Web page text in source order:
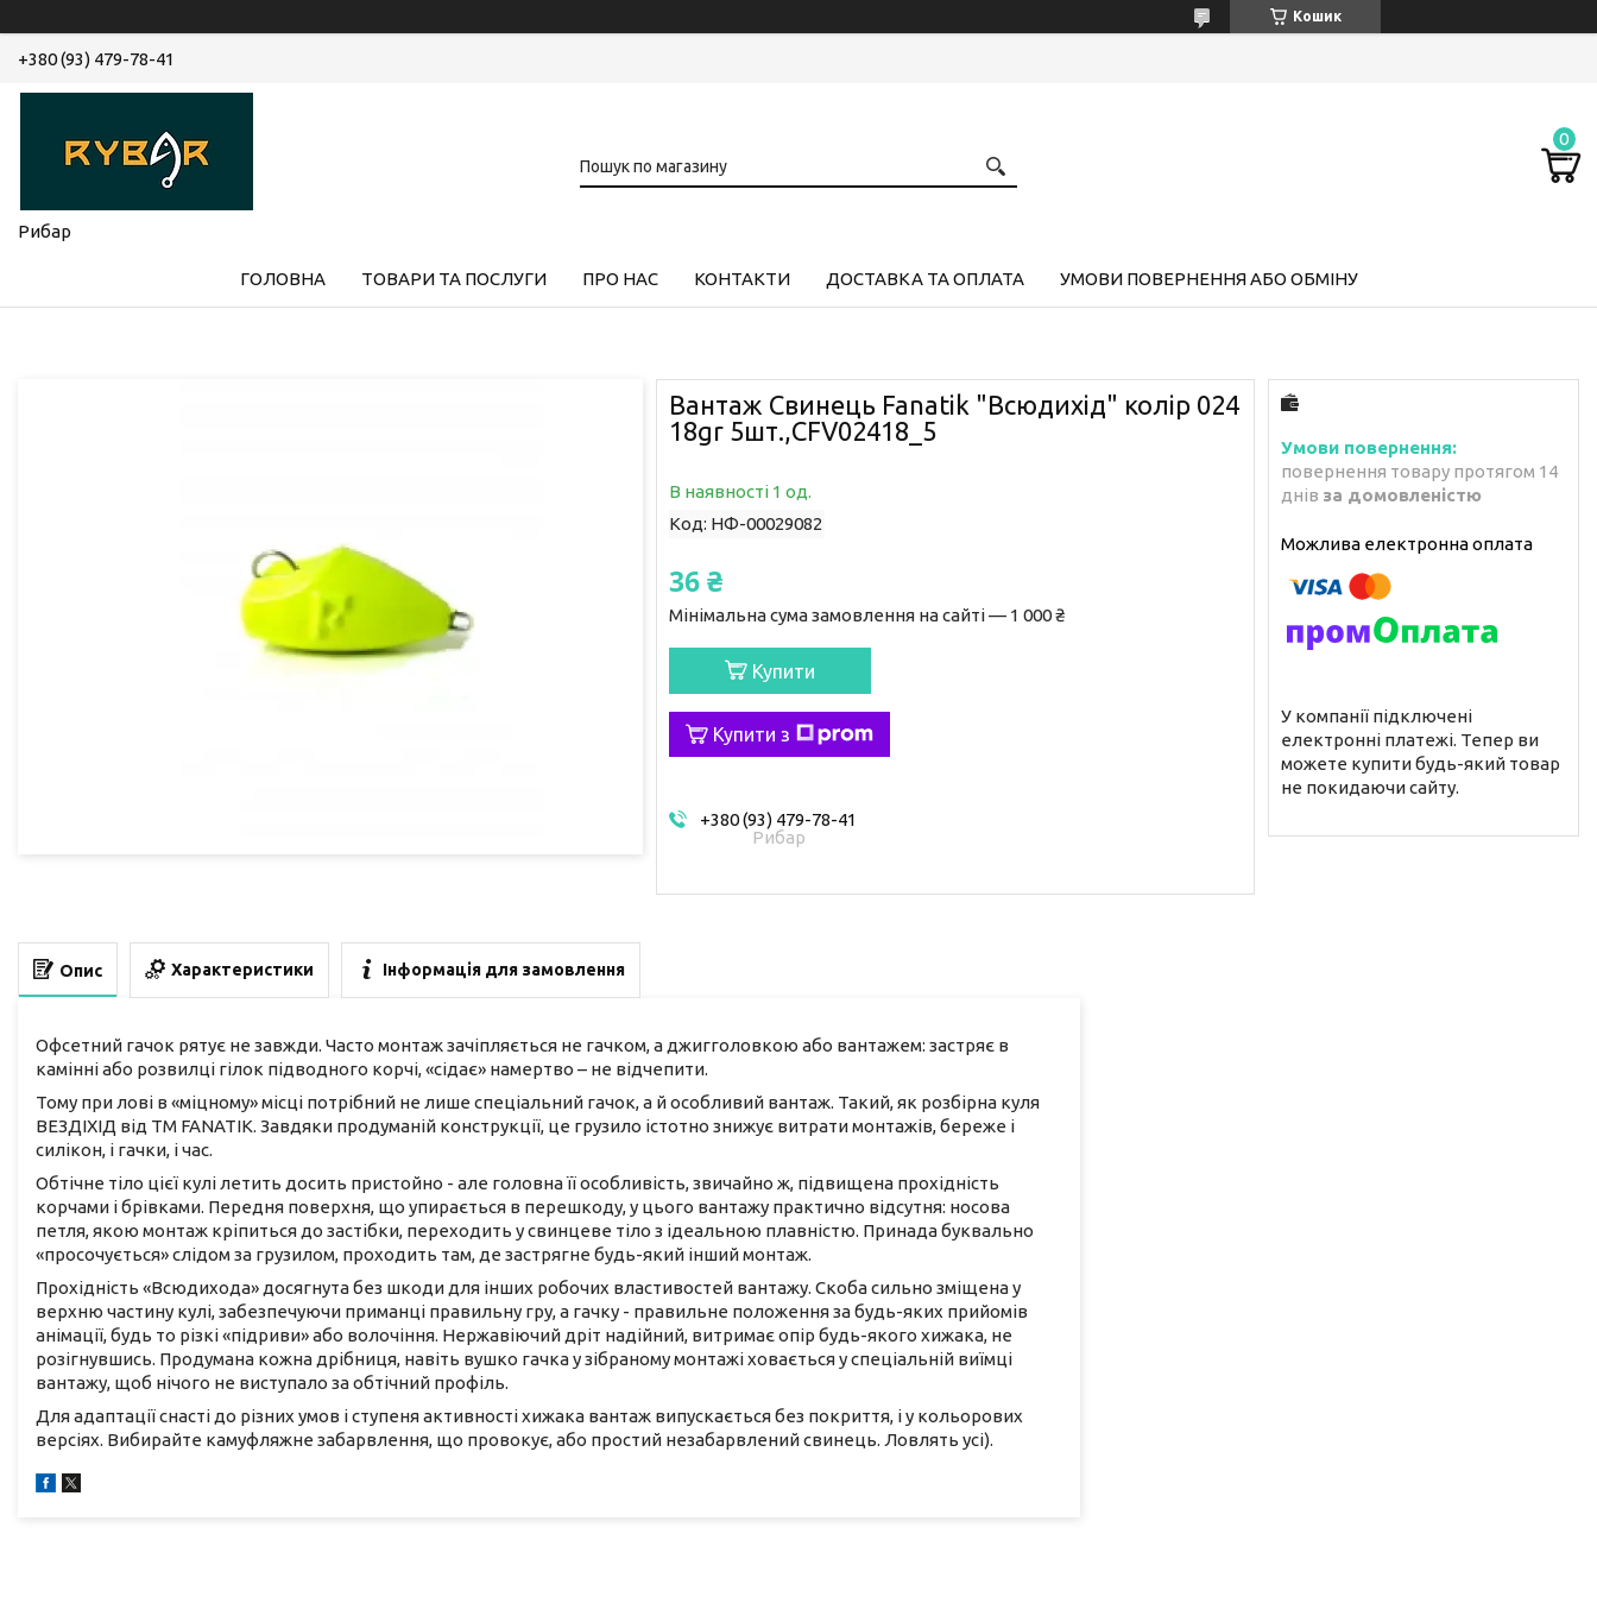
Кошик
+380 (93) 479-78-41
Рибар
ГОЛОВНА ТОВАРИ ТА ПОСЛУГИ ПРО НАС КОНТАКТИ ДОСТАВКА ТА ОПЛАТА УМОВИ ПОВЕРНЕННЯ АБО ОБМІНУ
Вантаж Свинець Fanatik "Всюдихід" колір 024
18gr 5шт.,CFV02418_5
В наявності 1 од.
Код: НФ-00029082
36 ₴
Мінімальна сума замовлення на сайті — 1 000 ₴
Купити
Купити з
+380 (93) 479-78-41
Рибар
повернення товару протягом 14
днів за домовленістю
У компанії підключені
електронні платежі. Тепер ви
можете купити будь-який товар
не покидаючи сайту.
Опис Характеристики Інформація для замовлення
Офсетний гачок рятує не завжди. Часто монтаж зачіпляється не гачком, а джигголовкою або вантажем: застряє в
камінні або розвилці гілок підводного корчі, «сідає» намертво – не відчепити.
Тому при лові в «міцному» місці потрібний не лише спеціальний гачок, а й особливий вантаж. Такий, як розбірна куля
ВЕЗДІХІД від ТМ FANATIK. Завдяки продуманій конструкції, це грузило істотно знижує витрати монтажів, береже і
силікон, і гачки, і час.
Обтічне тіло цієї кулі летить досить пристойно - але головна її особливість, звичайно ж, підвищена прохідність
корчами і брівками. Передня поверхня, що упирається в перешкоду, у цього вантажу практично відсутня: носова
петля, якою монтаж кріпиться до застібки, переходить у свинцеве тіло з ідеальною плавністю. Принада буквально
«просочується» слідом за грузилом, проходить там, де застрягне будь-який інший монтаж.
Прохідність «Всюдихода» досягнута без шкоди для інших робочих властивостей вантажу. Скоба сильно зміщена у
верхню частину кулі, забезпечуючи приманці правильну гру, а гачку - правильне положення за будь-яких прийомів
анімації, будь то різкі «підриви» або волочіння. Нержавіючий дріт надійний, витримає опір будь-якого хижака, не
розігнувшись. Продумана кожна дрібниця, навіть вушко гачка у зібраному монтажі ховається у спеціальній виїмці
вантажу, щоб нічого не виступало за обтічний профіль.
Для адаптації снасті до різних умов і ступеня активності хижака вантаж випускається без покриття, і у кольорових
версіях. Вибирайте камуфляжне забарвлення, що провокує, або простий незабарвлений свинець. Ловлять усі).